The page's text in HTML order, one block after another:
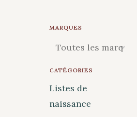
MARQUES
CATÉGORIES
Listes de
naissance